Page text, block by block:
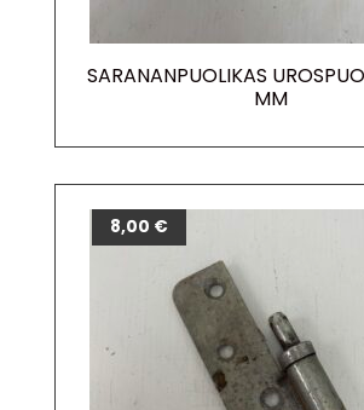
SARANANPUOLIKAS
MM
8,00 €